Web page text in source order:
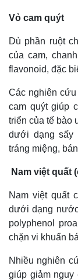
Vỏ cam quýt
Dù phần ruột
của cam,
flavonoid, đặc
Các nghiên cứu
cam quýt giúp
triển của tế bào
dưới dạng sấy
tráng miệng,
Nam việt quất
Nam việt quất
dưới dạng
polyphenol
chặn vi khuẩn
Nhiều nghiên
giúp giảm